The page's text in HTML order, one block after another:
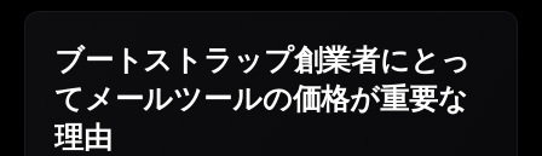
ブートストラップ創業者にとっ
てメールツールの価格が重要な
理由